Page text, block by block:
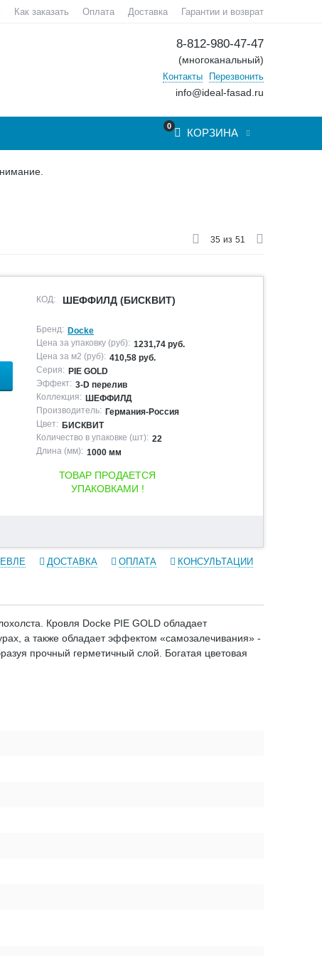
Как заказать Оплата Доставка Гарантии и возврат
8-812-980-47-47
(многоканальный)
Контакты Перезвонить
info@ideal-fasad.ru
0
КОРЗИНА
35 из 51
КОД: ШЕФФИЛД (БИСКВИТ)
Бренд: Docke
Цена за упаковку (руб): 1231,74 руб.
Цена за м2 (руб): 410,58 руб.
Серия: PIE GOLD
Эффект: 3-D перелив
Коллекция: ШЕФФИЛД
Производитель: Германия-Россия
Цвет: БИСКВИТ
Количество в упаковке (шт): 22
Длина (мм): 1000 мм
ТОВАР ПРОДАЕТСЯ
УПАКОВКАМИ !
ДОСТАВКА ОПЛАТА КОНСУЛЬТАЦИИ
Кровля Docke PIE GOLD обладает
а также обладает эффектом «самозалечивания» -
прочный герметичный слой. Богатая цветовая